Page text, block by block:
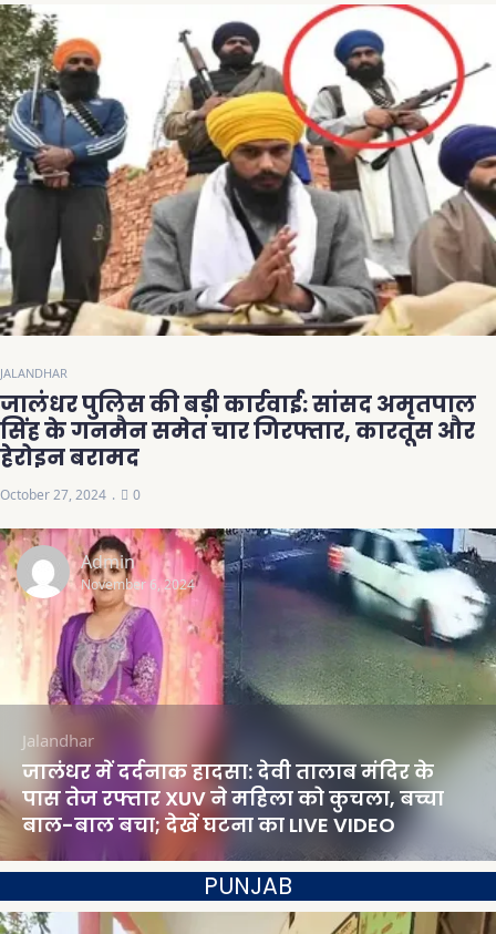
JALANDHAR
जालंधर पुलिस की बड़ी कार्रवाई: सांसद अमृतपाल
सिंह के गनमैन समेत चार गिरफ्तार, कारतूस और
हेरोइन बरामद
October 27, 2024 0
Admin
November 6, 2024
Jalandhar
जालंधर में दर्दनाक हादसा: देवी तालाब मंदिर के
पास तेज रफ्तार XUV ने महिला को कुचला, बच्चा
बाल-बाल बचा; देखें घटना का LIVE VIDEO
PUNJAB